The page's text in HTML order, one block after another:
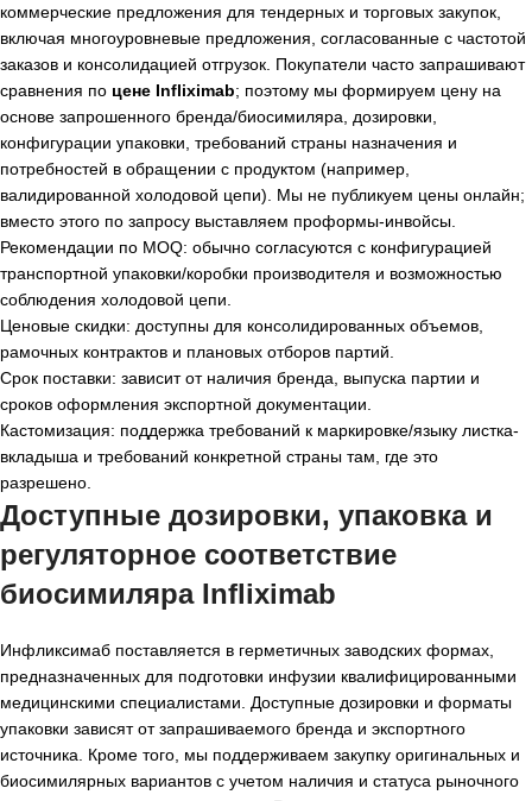
коммерческие предложения для тендерных и торговых закупок,
включая многоуровневые предложения, согласованные с частотой
заказов и консолидацией отгрузок. Покупатели часто запрашивают
сравнения по цене Infliximab; поэтому мы формируем цену на
основе запрошенного бренда/биосимиляра, дозировки,
конфигурации упаковки, требований страны назначения и
потребностей в обращении с продуктом (например,
валидированной холодовой цепи). Мы не публикуем цены онлайн;
вместо этого по запросу выставляем проформы-инвойсы.
Рекомендации по MOQ: обычно согласуются с конфигурацией
транспортной упаковки/коробки производителя и возможностью
соблюдения холодовой цепи.
Ценовые скидки: доступны для консолидированных объемов,
рамочных контрактов и плановых отборов партий.
Срок поставки: зависит от наличия бренда, выпуска партии и
сроков оформления экспортной документации.
Кастомизация: поддержка требований к маркировке/языку листка-
вкладыша и требований конкретной страны там, где это
разрешено.
Доступные дозировки, упаковка и
регуляторное соответствие
биосимиляра Infliximab
Инфликсимаб поставляется в герметичных заводских формах,
предназначенных для подготовки инфузии квалифицированными
медицинскими специалистами. Доступные дозировки и форматы
упаковки зависят от запрашиваемого бренда и экспортного
источника. Кроме того, мы поддерживаем закупку оригинальных и
биосимилярных вариантов с учетом наличия и статуса рыночного